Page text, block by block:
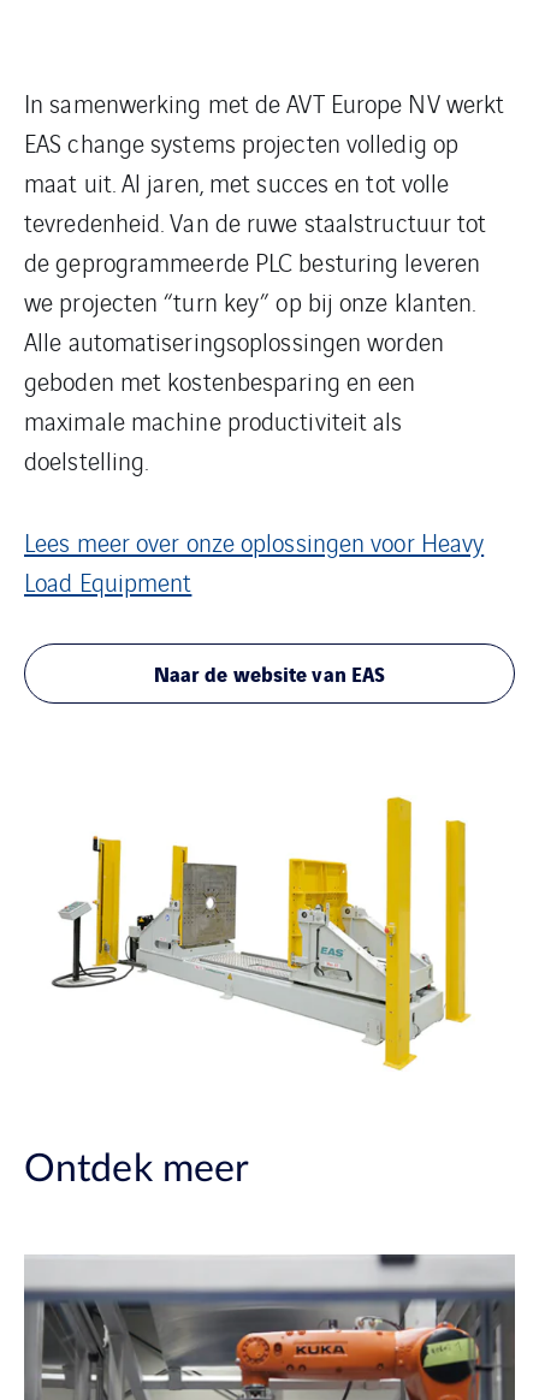
In samenwerking met de AVT Europe NV werkt
EAS change systems projecten volledig op
maat uit. Al jaren, met succes en tot volle
tevredenheid. Van de ruwe staalstructuur tot
de geprogrammeerde PLC besturing leveren
we projecten “turn key” op bij onze klanten.
Alle automatiseringsoplossingen worden
geboden met kostenbesparing en een
maximale machine productiviteit als
doelstelling.
Lees meer over onze oplossingen voor Heavy
Load Equipment
Naar de website van EAS
Ontdek meer